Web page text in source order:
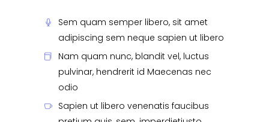
Sem quam semper libero, sit amet
adipiscing sem neque sapien ut libero
Nam quam nunc, blandit vel, luctus
pulvinar, hendrerit id Maecenas nec
odio
Sapien ut libero venenatis faucibus